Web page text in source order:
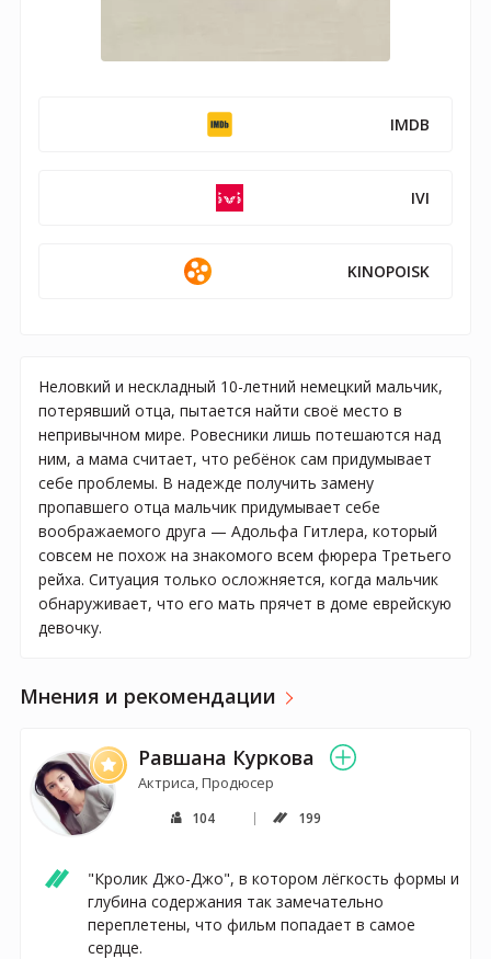
IMDB
IVI
KINOPOISK
Неловкий и нескладный 10-летний немецкий мальчик,
потерявший отца, пытается найти своё место в
непривычном мире. Ровесники лишь потешаются над
ним, а мама считает, что ребёнок сам придумывает
себе проблемы. В надежде получить замену
пропавшего отца мальчик придумывает себе
воображаемого друга — Адольфа Гитлера, который
совсем не похож на знакомого всем фюрера Третьего
рейха. Ситуация только осложняется, когда мальчик
обнаруживает, что его мать прячет в доме еврейскую
девочку.
Мнения и рекомендации
Равшана Куркова
Актриса, Продюсер
104 199
"Кролик Джо-Джо", в котором лёгкость формы и
глубина содержания так замечательно
переплетены, что фильм попадает в самое
сердце.